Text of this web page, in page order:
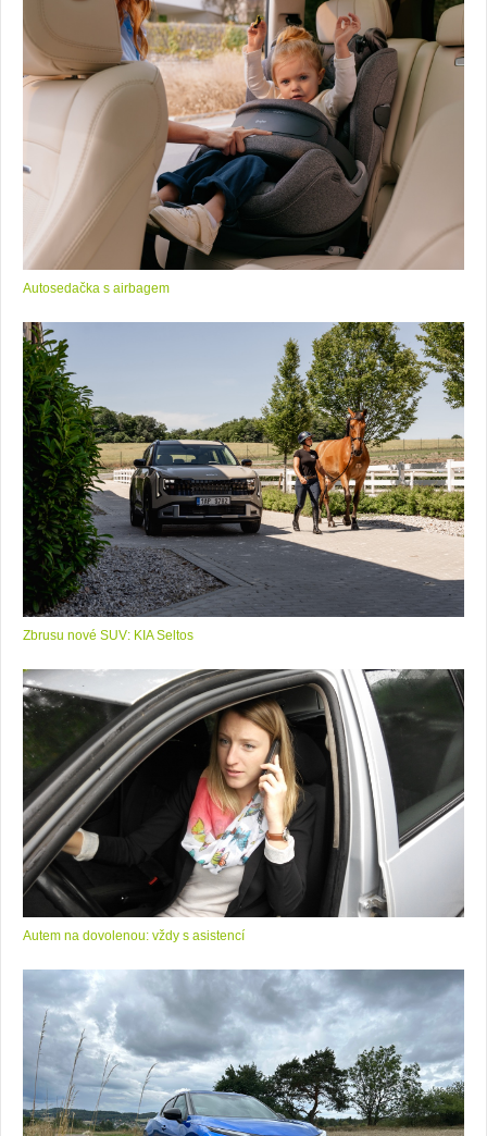
Autosedačka s airbagem
Zbrusu nové SUV: KIA Seltos
Autem na dovolenou: vždy s asistencí